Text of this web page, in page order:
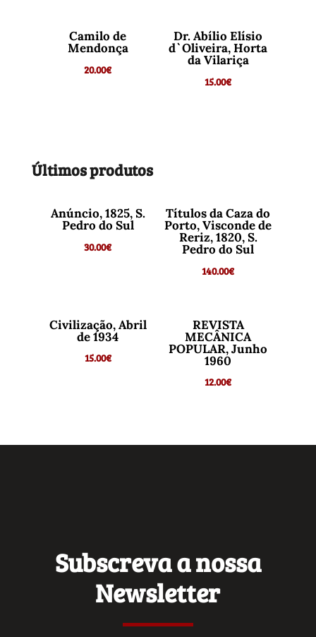
Camilo de
Mendonça
20.00€
Dr. Abílio Elísio
d`Oliveira, Horta
da Vilariça
15.00€
Últimos produtos
Anúncio, 1825, S.
Pedro do Sul
30.00€
Títulos da Caza do
Porto, Visconde de
Reriz, 1820, S.
Pedro do Sul
140.00€
Civilização, Abril
de 1934
15.00€
REVISTA
MECÂNICA
POPULAR, Junho
1960
12.00€
Subscreva a nossa
Newsletter